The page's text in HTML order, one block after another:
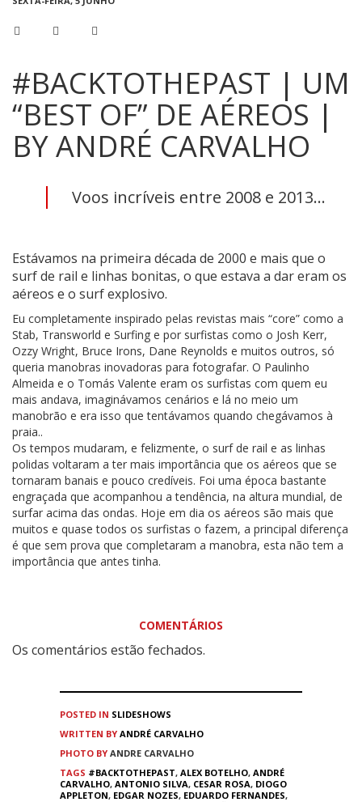
#BACKTOTHEPAST | UM
“BEST OF” DE AÉREOS |
BY ANDRÉ CARVALHO
Voos incríveis entre 2008 e 2013...
Estávamos na primeira década de 2000 e mais que o
surf de rail e linhas bonitas, o que estava a dar eram os
aéreos e o surf explosivo.
Eu completamente inspirado pelas revistas mais “core” como a
Stab, Transworld e Surfing e por surfistas como o Josh Kerr,
Ozzy Wright, Bruce Irons, Dane Reynolds e muitos outros, só
queria manobras inovadoras para fotografar. O Paulinho
Almeida e o Tomás Valente eram os surfistas com quem eu
mais andava, imaginávamos cenários e lá no meio um
manobrão e era isso que tentávamos quando chegávamos à
praia..
Os tempos mudaram, e felizmente, o surf de rail e as linhas
polidas voltaram a ter mais importância que os aéreos que se
tornaram banais e pouco credíveis. Foi uma época bastante
engraçada que acompanhou a tendência, na altura mundial, de
surfar acima das ondas. Hoje em dia os aéreos são mais que
muitos e quase todos os surfistas o fazem, a principal diferença
é que sem prova que completaram a manobra, esta não tem a
importância que antes tinha.
COMENTÁRIOS
Os comentários estão fechados.
POSTED IN SLIDESHOWS
WRITTEN BY ANDRÉ CARVALHO
PHOTO BY ANDRE CARVALHO
TAGS #BACKTOTHEPAST, ALEX BOTELHO, ANDRÉ
CARVALHO, ANTONIO SILVA, CESAR ROSA, DIOGO
APPLETON, EDGAR NOZES, EDUARDO FERNANDES,